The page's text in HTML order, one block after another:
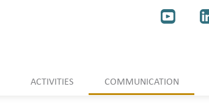
ACTIVITIES COMMUNICATION